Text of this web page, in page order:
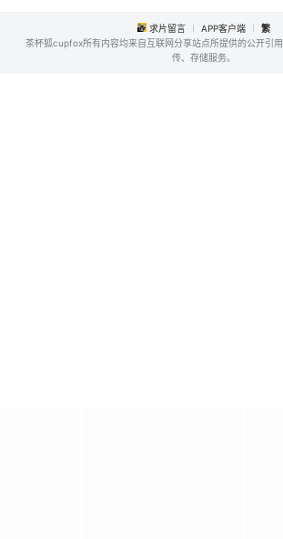
求片留言 APP客户端
繁
茶杯狐cupfox所有内容均来自互联网分享站点所提供的公开引
传、存储服务。